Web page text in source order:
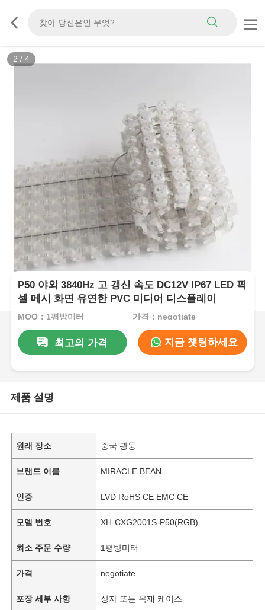
2 / 4
P50 야외 3840Hz 고 갱신 속도 DC12V IP67 LED 픽
셀 메시 화면 유연한 PVC 미디어 디스플레이
MOQ：1평방미터 가격：negotiate
최고의 가격 지금 챗팅하세요
제품 설명
원래 장소 중국 광둥
브랜드 이름 MIRACLE BEAN
인증 LVD RoHS CE EMC CE
모델 번호 XH-CXG2001S-P50(RGB)
최소 주문 수량 1평방미터
가격 negotiate
포장 세부 사항 상자 또는 목재 케이스